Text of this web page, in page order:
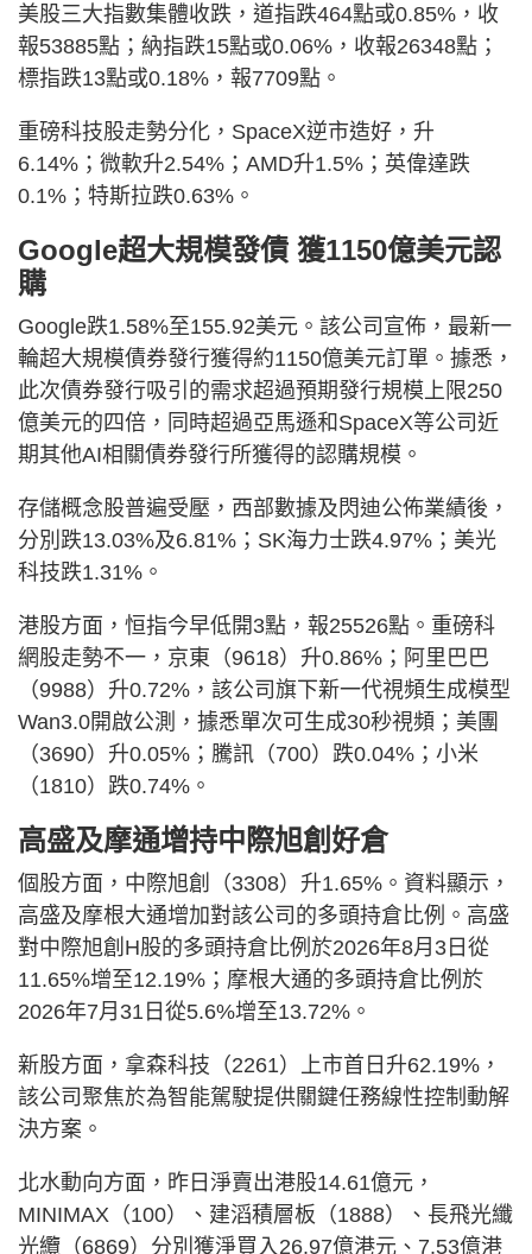
美股三大指數集體收跌，道指跌464點或0.85%，收
報53885點；納指跌15點或0.06%，收報26348點；
標指跌13點或0.18%，報7709點。
重磅科技股走勢分化，SpaceX逆市造好，升
6.14%；微軟升2.54%；AMD升1.5%；英偉達跌
0.1%；特斯拉跌0.63%。
Google超大規模發債 獲1150億美元認
購
Google跌1.58%至155.92美元。該公司宣佈，最新一
輪超大規模債券發行獲得約1150億美元訂單。據悉，
此次債券發行吸引的需求超過預期發行規模上限250
億美元的四倍，同時超過亞馬遜和SpaceX等公司近
期其他AI相關債券發行所獲得的認購規模。
存儲概念股普遍受壓，西部數據及閃迪公佈業績後，
分別跌13.03%及6.81%；SK海力士跌4.97%；美光
科技跌1.31%。
港股方面，恒指今早低開3點，報25526點。重磅科
網股走勢不一，京東（9618）升0.86%；阿里巴巴
（9988）升0.72%，該公司旗下新一代視頻生成模型
Wan3.0開啟公測，據悉單次可生成30秒視頻；美團
（3690）升0.05%；騰訊（700）跌0.04%；小米
（1810）跌0.74%。
高盛及摩通增持中際旭創好倉
個股方面，中際旭創（3308）升1.65%。資料顯示，
高盛及摩根大通增加對該公司的多頭持倉比例。高盛
對中際旭創H股的多頭持倉比例於2026年8月3日從
11.65%增至12.19%；摩根大通的多頭持倉比例於
2026年7月31日從5.6%增至13.72%。
新股方面，拿森科技（2261）上市首日升62.19%，
該公司聚焦於為智能駕駛提供關鍵任務線性控制動解
決方案。
北水動向方面，昨日淨賣出港股14.61億元，
MINIMAX（100）、建滔積層板（1888）、長飛光纖
光纜（6869）分別獲淨買入26.97億港元、7.53億港